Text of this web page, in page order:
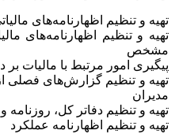
تهیه و تنظیم اظهارنامه‌های
تهیه و تنظیم اظهارنامه‌های
مشخص
پیگیری امور مرتبط با مالیات
تهیه و تنظیم گزارش‌های فصلی
مدیران
تهیه و تنظیم دفاتر کل،
تهیه و تنظیم اظهارنامه عملکرد